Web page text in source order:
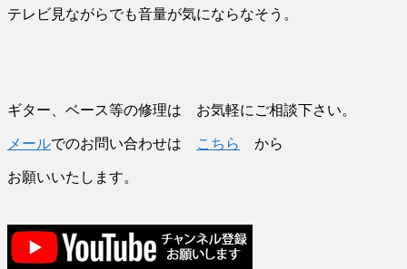
テレビ見ながらでも音量が気にならなそう。
ギター、ベース等の修理は お気軽にご相談下さい。
メールでのお問い合わせは こちら から
お願いいたします。